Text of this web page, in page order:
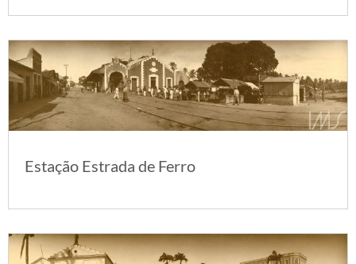
Estação Estrada de Ferro